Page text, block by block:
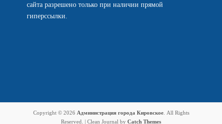
сайта разрешено только при наличии прямой
гиперссылки.
Copyright © 2026 Администрация города Кировское. All Rights
Reserved. | Clean Journal by Catch Themes